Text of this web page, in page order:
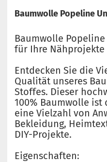
Baumwolle Popeline
Baumwolle
für Ihre Nähprojekte
Entdecken Sie die
Qualität unseres
Stoffes. Dieser
100% Baumwolle
eine Vielzahl von
Bekleidung,
DIY-Projekte.
Eigenschaften: